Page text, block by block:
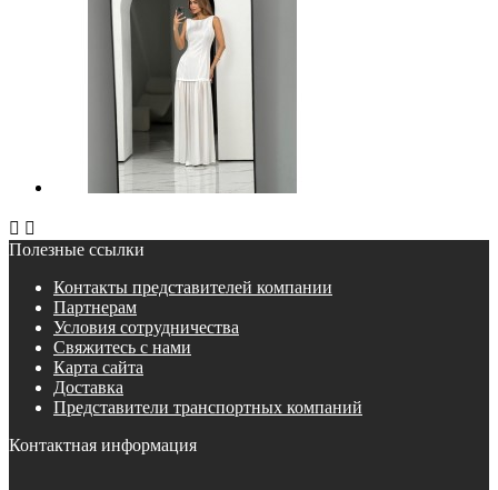
 
Полезные ссылки
Контакты представителей компании
Партнерам
Условия сотрудничества
Свяжитесь с нами
Карта сайта
Доставка
Представители транспортных компаний
Контактная информация